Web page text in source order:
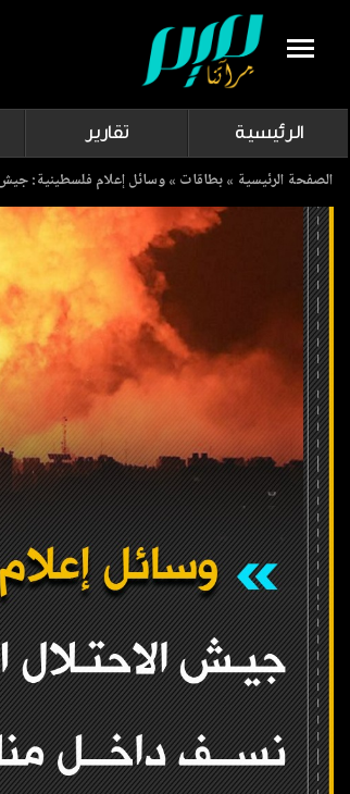
الرئيسية تقارير
Breadcrumb
الصفحة الرئيسية بطاقات وسائل إعلام فلسطينية: